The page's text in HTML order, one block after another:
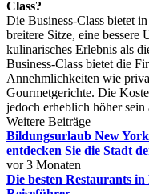
Class?
Die Business-Class bietet
breitere Sitze, eine bessere
kulinarisches Erlebnis als
Business-Class bietet die
Annehmlichkeiten wie
Gourmetgerichte. Die
jedoch erheblich höher
Weitere Beiträge
Bildungsurlaub New
entdecken Sie die Stadt
vor 3 Monaten
Die besten Restaurants